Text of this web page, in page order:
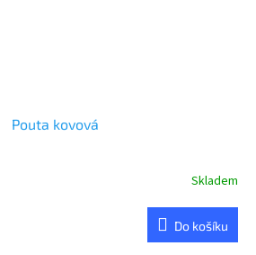
Pouta kovová
Skladem
Do košíku